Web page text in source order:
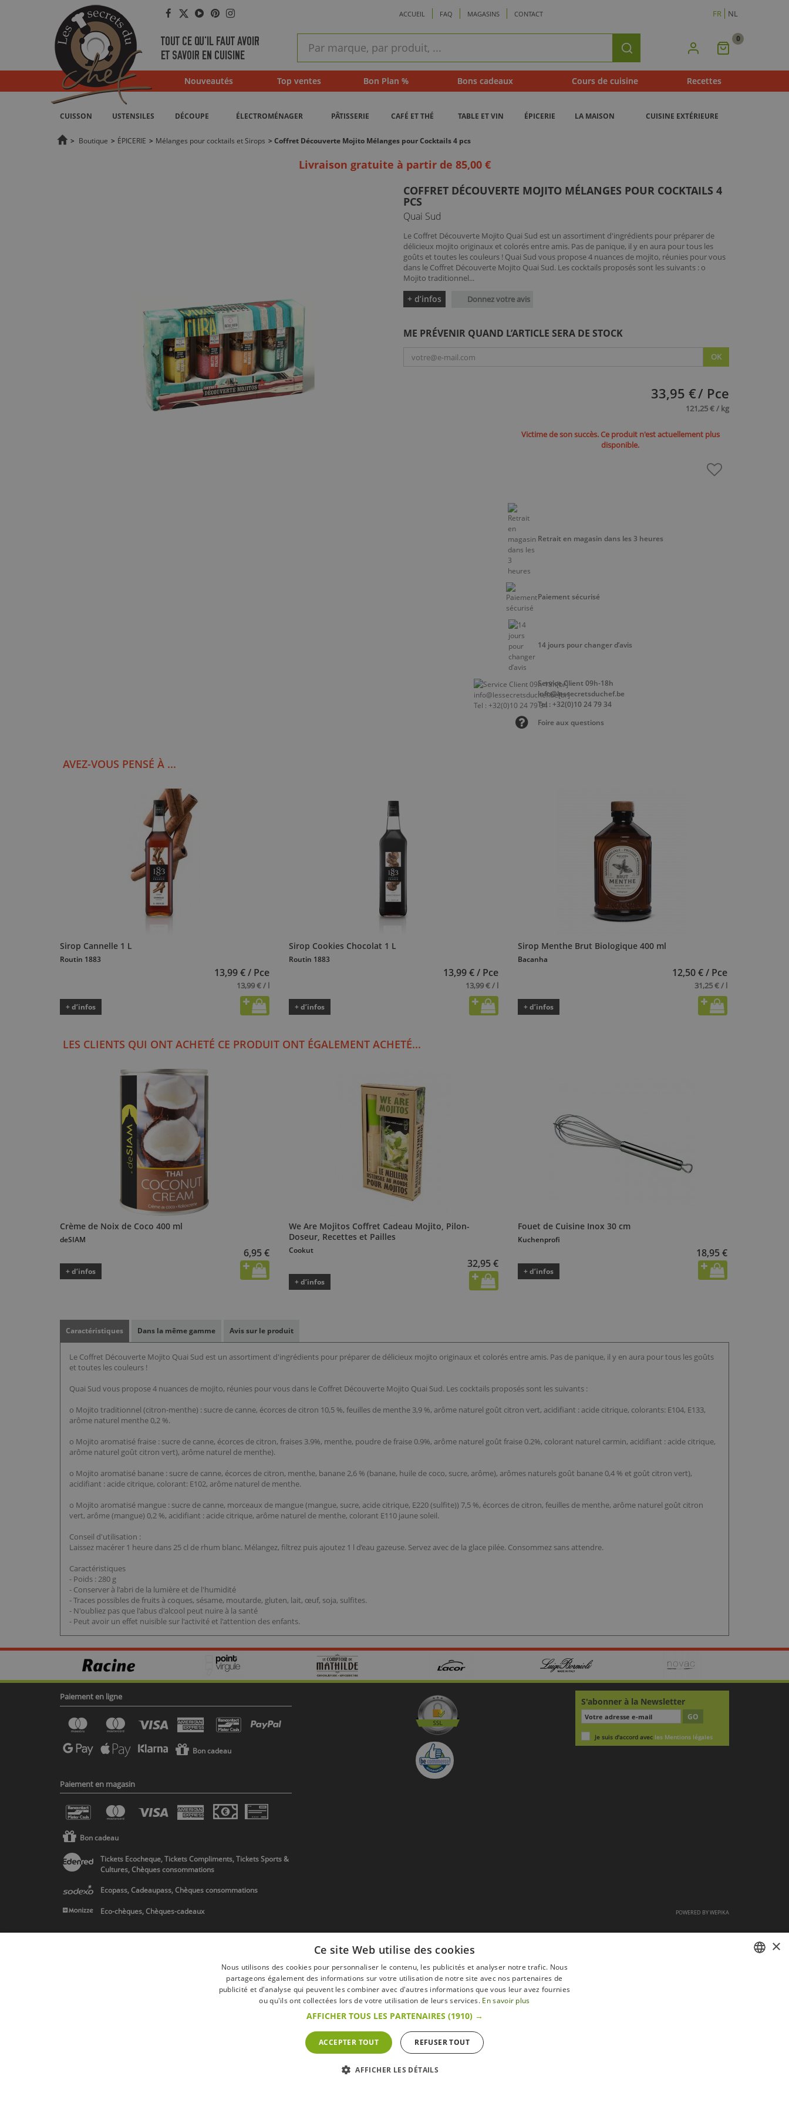
Facebook
Twitter
YouTube
Pinterest
Instagram ACCUEIL FAQ MAGASINS CONTACT FR NL
TOUT CE QU'IL FAUT AVOIR
ET SAVOIR EN CUISINE
rapide
Rechercher Mon
0
Nouveautés Top ventes Bon Plan % Bons cadeaux Cours de cuisine Recettes
CUISSON USTENSILES DÉCOUPE ÉLECTROMÉNAGER PÂTISSERIE CAFÉ ET THÉ TABLE ET VIN ÉPICERIE LA MAISON CUISINE EXTÉRIEURE
> Boutique > ÉPICERIE > Mélanges pour cocktails et Sirops > Coffret Découverte Mojito Mélanges pour Cocktails 4 pcs
Livraison gratuite à partir de 85,00 €
COFFRET DÉCOUVERTE MOJITO MÉLANGES POUR COCKTAILS 4
PCS
Quai Sud
Le Coffret Découverte Mojito Quai Sud est un assortiment d'ingrédients pour préparer de
délicieux mojito originaux et colorés entre amis. Pas de panique, il y en aura pour tous les
goûts et toutes les couleurs ! Quai Sud vous propose 4 nuances de mojito, réunies pour vous
dans le Coffret Découverte Mojito Quai Sud. Les cocktails proposés sont les suivants : o
Mojito traditionnel...
+ d’infos Donnez votre avis
ME PRÉVENIR QUAND L’ARTICLE SERA DE STOCK
OK
33,95 €/ Pce
121,25 € / kg
Victime de son succès. Ce produit n'est actuellement plus
disponible.
Retrait en magasin dans les 3 heures
Paiement sécurisé
14 jours pour changer d’avis
Service Client 09h-18h
info@lessecretsduchef.be
Tel : +32(0)10 24 79 34
Foire aux questions
AVEZ-VOUS PENSÉ À ...
Sirop Cannelle 1 L
Routin 1883
13,99 € / Pce
13,99 € / l
+ d’infos
Sirop Cookies Chocolat 1 L
Routin 1883
13,99 € / Pce
13,99 € / l
+ d’infos
Sirop Menthe Brut Biologique 400 ml
Bacanha
12,50 € / Pce
31,25 € / l
+ d’infos
LES CLIENTS QUI ONT ACHETÉ CE PRODUIT ONT ÉGALEMENT ACHETÉ...
Crème de Noix de Coco 400 ml
deSIAM
6,95 €
+ d’infos
We Are Mojitos Coffret Cadeau Mojito, Pilon-
Doseur, Recettes et Pailles
Cookut
32,95 €
+ d’infos
Fouet de Cuisine Inox 30 cm
Kuchenprofi
18,95 €
+ d’infos
Caractéristiques Dans la même gamme Avis sur le produit
Le Coffret Découverte Mojito Quai Sud est un assortiment d'ingrédients pour préparer de délicieux mojito originaux et colorés entre amis. Pas de panique, il y en aura pour tous les goûts
et toutes les couleurs !
Quai Sud vous propose 4 nuances de mojito, réunies pour vous dans le Coffret Découverte Mojito Quai Sud. Les cocktails proposés sont les suivants :
o Mojito traditionnel (citron-menthe) : sucre de canne, écorces de citron 10,5 %, feuilles de menthe 3,9 %, arôme naturel goût citron vert, acidifiant : acide citrique, colorants: E104, E133,
arôme naturel menthe 0,2 %.
o Mojito aromatisé fraise : sucre de canne, écorces de citron, fraises 3.9%, menthe, poudre de fraise 0.9%, arôme naturel goût fraise 0.2%, colorant naturel carmin, acidifiant : acide citrique,
arôme naturel goût citron vert), arôme naturel de menthe).
o Mojito aromatisé banane : sucre de canne, écorces de citron, menthe, banane 2,6 % (banane, huile de coco, sucre, arôme), arômes naturels goût banane 0,4 % et goût citron vert),
acidifiant : acide citrique, colorant: E102, arôme naturel de menthe.
o Mojito aromatisé mangue : sucre de canne, morceaux de mangue (mangue, sucre, acide citrique, E220 (sulfite)) 7,5 %, écorces de citron, feuilles de menthe, arôme naturel goût citron
vert, arôme (mangue) 0,2 %, acidifiant : acide citrique, arôme naturel de menthe, colorant E110 jaune soleil.
Conseil d'utilisation :
Laissez macérer 1 heure dans 25 cl de rhum blanc. Mélangez, filtrez puis ajoutez 1 l d’eau gazeuse. Servez avec de la glace pilée. Consommez sans attendre.
Caractéristiques
- Poids : 280 g
- Conserver à l'abri de la lumière et de l'humidité
- Traces possibles de fruits à coques, sésame, moutarde, gluten, lait, œuf, soja, sulfites.
- N'oubliez pas que l'abus d'alcool peut nuire à la santé
- Peut avoir un effet nuisible sur l'activité et l'attention des enfants.
Paiement en ligne
Bon cadeau
Paiement en magasin
Bon cadeau
Tickets Ecocheque, Tickets Compliments, Tickets Sports &
Cultures, Chèques consommations
Ecopass, Cadeaupass, Chèques consommations
Eco-chèques, Chèques-cadeaux
S'abonner à la Newsletter
GO
Je suis d'accord avec les Mentions légales
Mentions légales
POWERED BYWEPIKA
×
Ce site Web utilise des cookies
Nous utilisons des cookies pour personnaliser le contenu, les publicités et analyser notre trafic. Nous
partageons également des informations sur votre utilisation de notre site avec nos partenaires de
publicité et d'analyse qui peuvent les combiner avec d'autres informations que vous leur avez fournies
ou qu'ils ont collectées lors de votre utilisation de leurs services. En savoir plus
AFFICHER TOUS LES PARTENAIRES (1910) →
ACCEPTER TOUT REFUSER TOUT
AFFICHER LES DÉTAILS